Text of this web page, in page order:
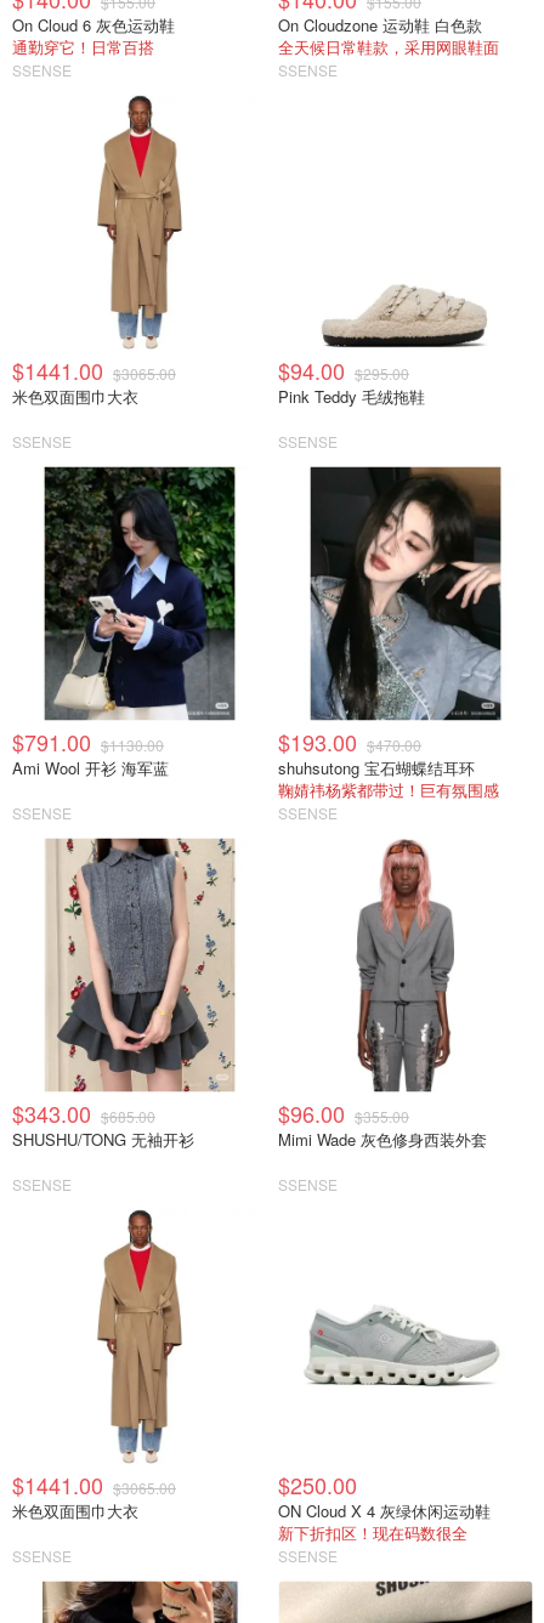
On Cloud 6 灰色运动鞋
通勤穿它！日常百搭
SSENSE
On Cloudzone 运动鞋 白色款
全天候日常鞋款，采用网眼鞋面
SSENSE
$1441.00 $3065.00
米色双面围巾大衣
SSENSE
$94.00 $295.00
Pink Teddy 毛绒拖鞋
SSENSE
$791.00 $1130.00
Ami Wool 开衫 海军蓝
SSENSE
$193.00 $470.00
shuhsutong 宝石蝴蝶结耳环
鞠婧祎杨紫都带过！巨有氛围感
SSENSE
$343.00 $685.00
SHUSHU/TONG 无袖开衫
SSENSE
$96.00 $355.00
Mimi Wade 灰色修身西装外套
SSENSE
$1441.00 $3065.00
米色双面围巾大衣
SSENSE
$250.00
ON Cloud X 4 灰绿休闲运动鞋
新下折扣区！现在码数很全
SSENSE